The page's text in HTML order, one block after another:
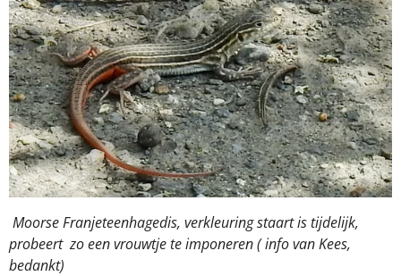
Moorse Franjeteenhagedis, verkleuring staart is tijdelijk,
probeert zo een vrouwtje te imponeren ( info van Kees,
bedankt)